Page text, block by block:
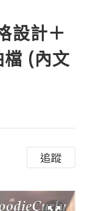
設計＋
檔 (內文
追蹤